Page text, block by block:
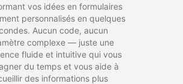
vos idées en formulaires
personnalisés en quelques
Aucun code, aucun
complexe — juste une
fluide et intuitive qui vous
du temps et vous aide à
des informations plus